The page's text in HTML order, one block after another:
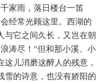
家雨，落日楼台一笛
经常光顾这里。西湖的
与它之间久长，又岂在朝
涛尽！”但和那小溪、小
儿消磨这醉人的残意，
雪的诗意，也没有娇阳的